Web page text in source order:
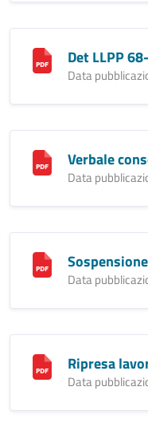
Det LLPP
Data
Verbale
Data
Data
Ripresa
Data